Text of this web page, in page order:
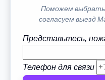
Поможем
согласуем выезд
Представьтесь,
Телефон для связи